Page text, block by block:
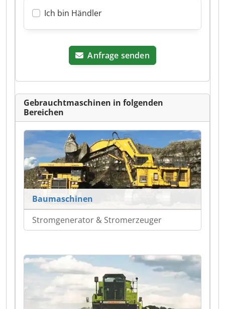
Ich bin Händler
Anfrage senden
Gebrauchtmaschinen in folgenden
Bereichen
Baumaschinen
Stromgenerator & Stromerzeuger